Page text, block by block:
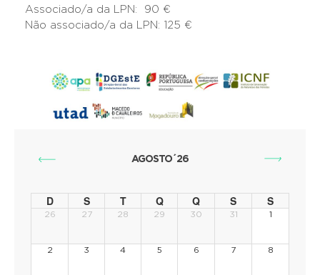
Associado/a da LPN: 90 €
Não associado/a da LPN: 125 €
AGOSTO´26
D S T Q Q S S
26 27 28 29 30 31 1
2 3 4 5 6 7 8